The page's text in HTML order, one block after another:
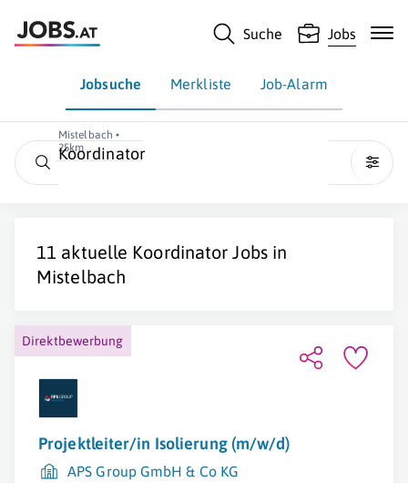
Suche Jobs
Jobsuche Merkliste Job-Alarm
Mistelbach •
25km
Koordinator
11 aktuelle Koordinator Jobs in
Mistelbach
Direktbewerbung
Projektleiter/in Isolierung (m/w/d)
APS Group GmbH & Co KG